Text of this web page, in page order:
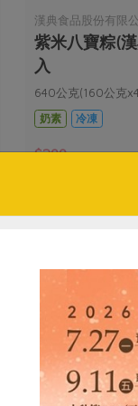
漢典食品股份有限
紫米八寶粽(
入
640公克(160公克
奶素
冷凍
$299